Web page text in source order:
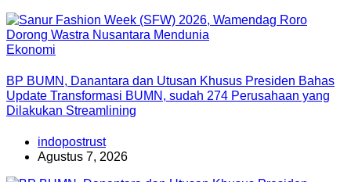
Ekonomi
BP BUMN, Danantara dan Utusan Khusus Presiden Bahas
Update Transformasi BUMN, sudah 274 Perusahaan yang
Dilakukan Streamlining
indopostrust
Agustus 7, 2026